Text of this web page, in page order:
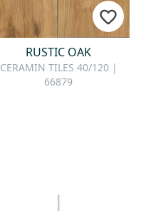
RUSTIC OAK
CERAMIN TILES 40/120 |
66879